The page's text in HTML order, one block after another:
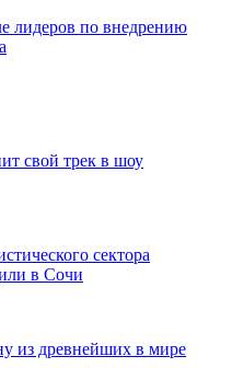
лидеров по внедрению
свой трек в шоу
сектора
в Сочи
из древнейших в мире